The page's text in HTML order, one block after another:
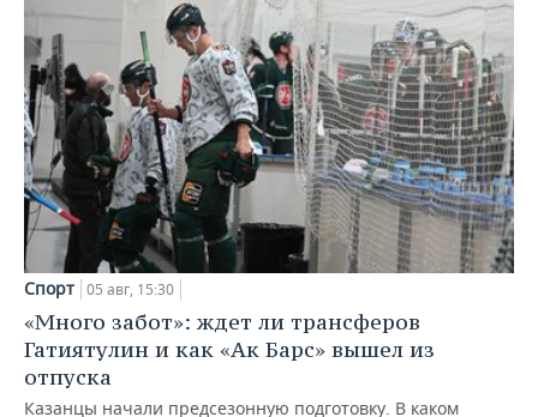
Спорт 05 авг, 15:30
«Много забот»: ждет ли трансферов
Гатиятулин и как «Ак Барс» вышел из
отпуска
Казанцы начали предсезонную подготовку. В каком